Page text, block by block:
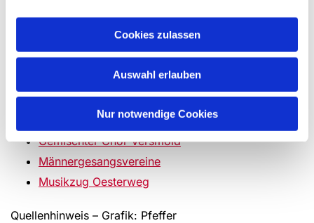
Cookies zulassen
Auswahl erlauben
Nur notwendige Cookies
(IGEV)
Freiwillige Feuerwehr Versmold
Kunst & Musik
Kunstkreis Versmold
Gemischter Chor Versmold
Männergesangsvereine
Musikzug Oesterweg
Quellenhinweis – Grafik: Pfeffer